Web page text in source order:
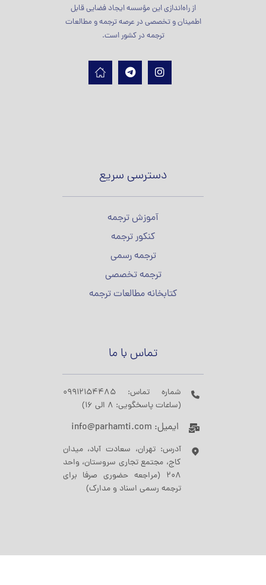
از راه‌اندازی این مؤسسه ایجاد فضایی قابل
اطمینان و تخصصی در عرصه ترجمه و مطالعات
ترجمه در کشور است.
دسترسی سریع
آموزش ترجمه
کنکور ترجمه
ترجمه رسمی
ترجمه تخصصی
کتابخانه مطالعات ترجمه
تماس با ما
شماره تماس: 09912154485
(ساعات پاسخگویی: 8 الی 16)
ایمیل: info@parhamti.com
آدرس: تهران، سعادت آباد، میدان
کاج، مجتمع تجاری سروستان، واحد
208 (مراجعه حضوری صرفا برای
ترجمه رسمی اسناد و مدارک)